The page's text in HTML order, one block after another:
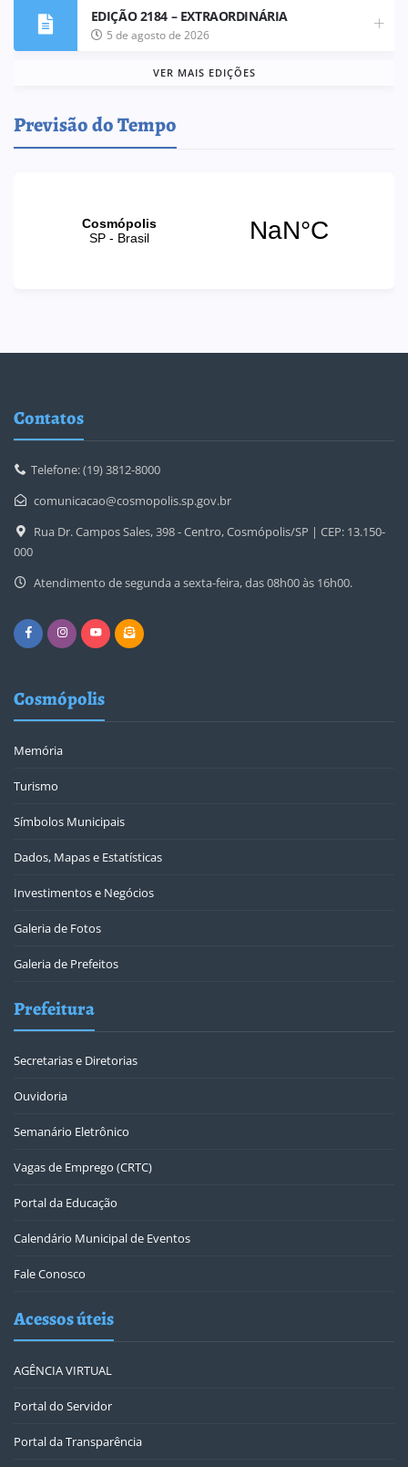
EDIÇÃO 2184 – EXTRAORDINÁRIA
5 de agosto de 2026
VER MAIS EDIÇÕES
Previsão do Tempo
Contatos
Telefone: (19) 3812-8000
comunicacao@cosmopolis.sp.gov.br
Rua Dr. Campos Sales, 398 - Centro, Cosmópolis/SP | CEP: 13.150-
000
Atendimento de segunda a sexta-feira, das 08h00 às 16h00.
Cosmópolis
Memória
Turismo
Símbolos Municipais
Dados, Mapas e Estatísticas
Investimentos e Negócios
Galeria de Fotos
Galeria de Prefeitos
Prefeitura
Secretarias e Diretorias
Ouvidoria
Semanário Eletrônico
Vagas de Emprego (CRTC)
Portal da Educação
Calendário Municipal de Eventos
Fale Conosco
Acessos úteis
AGÊNCIA VIRTUAL
Portal do Servidor
Portal da Transparência